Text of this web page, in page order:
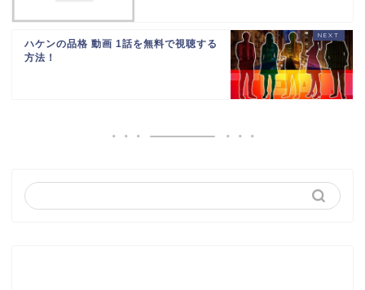
ハケンの品格 動画 1話を無料で視聴する
方法！